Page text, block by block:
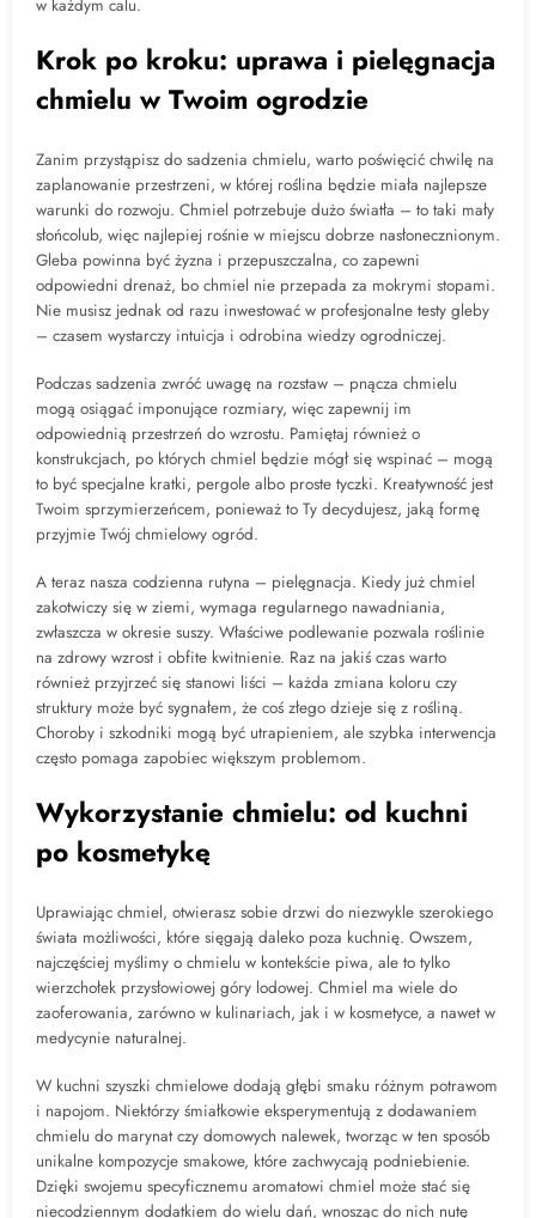
w każdym calu.
Krok po kroku: uprawa i pielęgnacja
chmielu w Twoim ogrodzie
Zanim przystąpisz do sadzenia chmielu, warto poświęcić chwilę na
zaplanowanie przestrzeni, w której roślina będzie miała najlepsze
warunki do rozwoju. Chmiel potrzebuje dużo światła – to taki mały
słońcolub, więc najlepiej rośnie w miejscu dobrze nasłonecznionym.
Gleba powinna być żyzna i przepuszczalna, co zapewni
odpowiedni drenaż, bo chmiel nie przepada za mokrymi stopami.
Nie musisz jednak od razu inwestować w profesjonalne testy gleby
– czasem wystarczy intuicja i odrobina wiedzy ogrodniczej.
Podczas sadzenia zwróć uwagę na rozstaw – pnącza chmielu
mogą osiągać imponujące rozmiary, więc zapewnij im
odpowiednią przestrzeń do wzrostu. Pamiętaj również o
konstrukcjach, po których chmiel będzie mógł się wspinać – mogą
to być specjalne kratki, pergole albo proste tyczki. Kreatywność jest
Twoim sprzymierzeńcem, ponieważ to Ty decydujesz, jaką formę
przyjmie Twój chmielowy ogród.
A teraz nasza codzienna rutyna – pielęgnacja. Kiedy już chmiel
zakotwiczy się w ziemi, wymaga regularnego nawadniania,
zwłaszcza w okresie suszy. Właściwe podlewanie pozwala roślinie
na zdrowy wzrost i obfite kwitnienie. Raz na jakiś czas warto
również przyjrzeć się stanowi liści – każda zmiana koloru czy
struktury może być sygnałem, że coś złego dzieje się z rośliną.
Choroby i szkodniki mogą być utrapieniem, ale szybka interwencja
często pomaga zapobiec większym problemom.
Wykorzystanie chmielu: od kuchni
po kosmetykę
Uprawiając chmiel, otwierasz sobie drzwi do niezwykle szerokiego
świata możliwości, które sięgają daleko poza kuchnię. Owszem,
najczęściej myślimy o chmielu w kontekście piwa, ale to tylko
wierzchołek przysłowiowej góry lodowej. Chmiel ma wiele do
zaoferowania, zarówno w kulinariach, jak i w kosmetyce, a nawet w
medycynie naturalnej.
W kuchni szyszki chmielowe dodają głębi smaku różnym potrawom
i napojom. Niektórzy śmiałkowie eksperymentują z dodawaniem
chmielu do marynat czy domowych nalewek, tworząc w ten sposób
unikalne kompozycje smakowe, które zachwycają podniebienie.
Dzięki swojemu specyficznemu aromatowi chmiel może stać się
niecodziennym dodatkiem do wielu dań, wnosząc do nich nutę